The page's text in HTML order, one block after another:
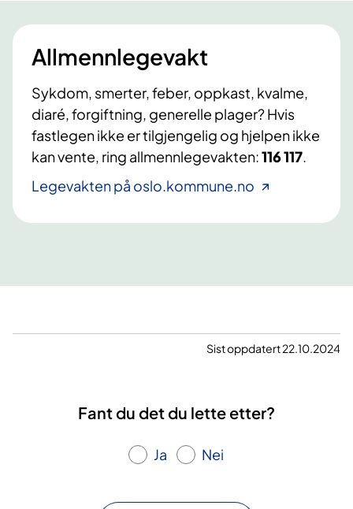
Allmennlegevakt
Sykdom, smerter, feber, oppkast, kvalme,
diaré, forgiftning, generelle plager? Hvis
fastlegen ikke er tilgjengelig og hjelpen ikke
kan vente, ring allmennlegevakten:116 117.
Legevakten på oslo.kommune.no
Sist oppdatert 22.10.2024
Fant du det du lette etter?
Ja Nei